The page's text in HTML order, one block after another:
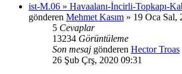
ist-M.06 » Havaalanı-İncirli-Topkapı-
gönderen Mehmet Kasım » 19 Oca Sal,
5 Cevaplar
13234 Görüntüleme
Son mesaj gönderen Hector Troas
26 Şub Çrş, 2020 09:31